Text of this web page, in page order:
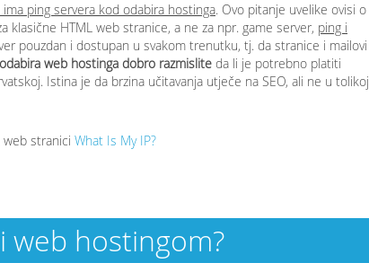
ping servera kod odabira hostinga. Ovo pitanje uvelike ovisi o
HTML web stranice, a ne za npr. game server, ping i
pouzdan i dostupan u svakom trenutku, tj. da stranice i mailovi
web hostinga dobro razmislite da li je potrebno platiti
Istina je da brzina učitavanja utječe na SEO, ali ne u tolikoj
web stranici What Is My IP?
web hostingom?